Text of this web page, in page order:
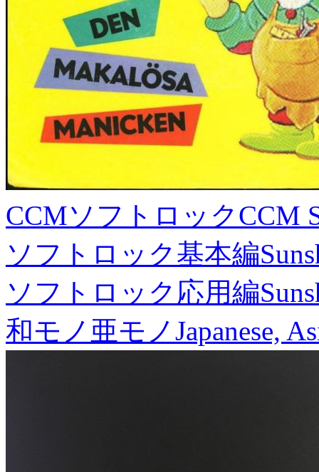
CCMソフトロックCCM
ソフトロック基本編
ソフトロック応用編
和モノ亜モノJapanese,